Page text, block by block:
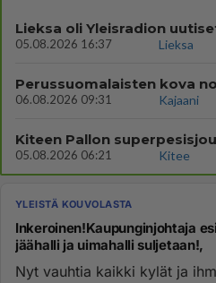
05.08.2026 16:37 Lieksa
Perussuomalaisten kova
06.08.2026 09:31 Kajaani
05.08.2026 06:21 Kitee
YLEISTÄ KOUVOLASTA
Inkeroinen!Kaupunginjohtaja
jäähalli ja uimahalli suljetaan!,
Nyt vauhtia kaikki kylät ja